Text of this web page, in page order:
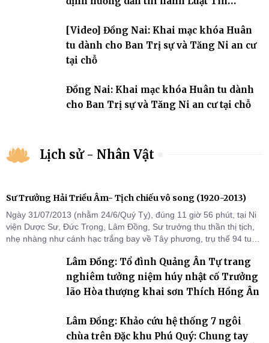
[Video] Đồng Nai: Khai mạc khóa Huân
tu dành cho Ban Trị sự và Tăng Ni an cư
tại chỗ
Đồng Nai: Khai mạc khóa Huân tu dành
cho Ban Trị sự và Tăng Ni an cư tại chỗ
Lịch sử - Nhân Vật
Sư Trưởng Hải Triều Âm- Tịch chiếu vô song (1920-2013)
Ngày 31/07/2013 (nhằm 24/6/Quý Tỵ), đúng 11 giờ 56 phút, tại Ni
viện Dược Sư, Đức Trọng, Lâm Đồng, Sư trưởng thu thần thị tịch,
nhẹ nhàng như cánh hạc trắng bay về Tây phương, trụ thế 94 tuổi
Lâm Đồng: Tổ đình Quảng Ân Tự trang
nghiêm tưởng niệm húy nhật cố Trưởng
lão Hòa thượng khai sơn Thích Hồng Ân
Lâm Đồng: Khảo cứu hệ thống 7 ngôi
chùa trên Đặc khu Phú Quý: Chung tay